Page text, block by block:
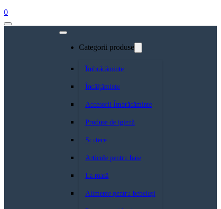
0
Categorii produse
Îmbrăcăminte
Încălțăminte
Accesorii Îmbrăcăminte
Produse de igienă
Scutece
Articole pentru baie
La masă
Alimente pentru bebeluși